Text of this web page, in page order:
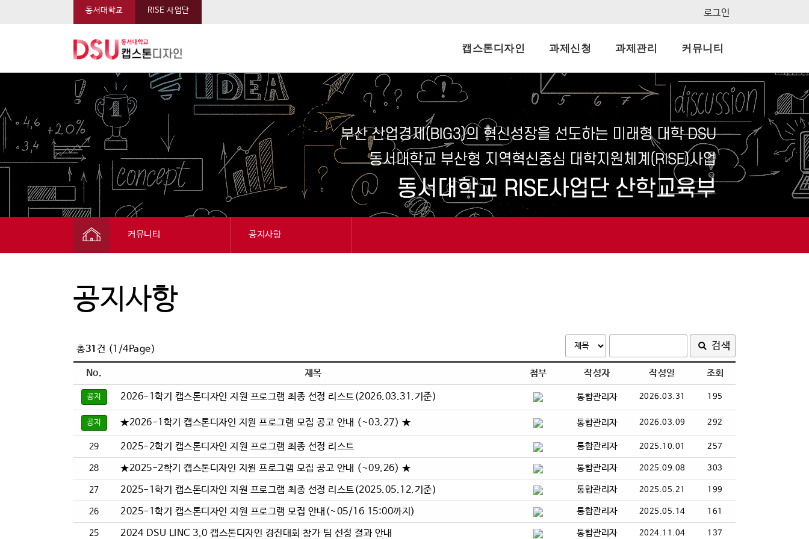
동서대학교 RISE 사업단 로그인
캡스톤디자인 과제신청 과제관리
결과보고서
커뮤니티
공지사항 자료실 FAQ
커뮤니티
과제신청
커뮤니티
공지사항
공지사항
총31 건 (1/4Page) 검색
No. 제목 첨부 작성자 작성일 조회
공지 2026-1학기 캡스톤디자인 지원 프로그램 최종 선정 리스트(2026.03.31.기준) 통합관리자 2026.03.31 195
공지 ★2026-1학기 캡스톤디자인 지원 프로그램 모집 공고 안내 (~03.27) ★ 통합관리자 2026.03.09 292
29 2025-2학기 캡스톤디자인 지원 프로그램 최종 선정 리스트 통합관리자 2025.10.01 257
28 ★2025-2학기 캡스톤디자인 지원 프로그램 모집 공고 안내 (~09.26) ★ 통합관리자 2025.09.08 303
27 2025-1학기 캡스톤디자인 지원 프로그램 최종 선정 리스트(2025.05.12.기준) 통합관리자 2025.05.21 199
26 2025-1학기 캡스톤디자인 지원 프로그램 모집 안내(~05/16 15:00까지) 통합관리자 2025.05.14 161
25 2024 DSU LINC 3.0 캡스톤디자인 경진대회 참가 팀 선정 결과 안내 통합관리자 2024.11.04 137